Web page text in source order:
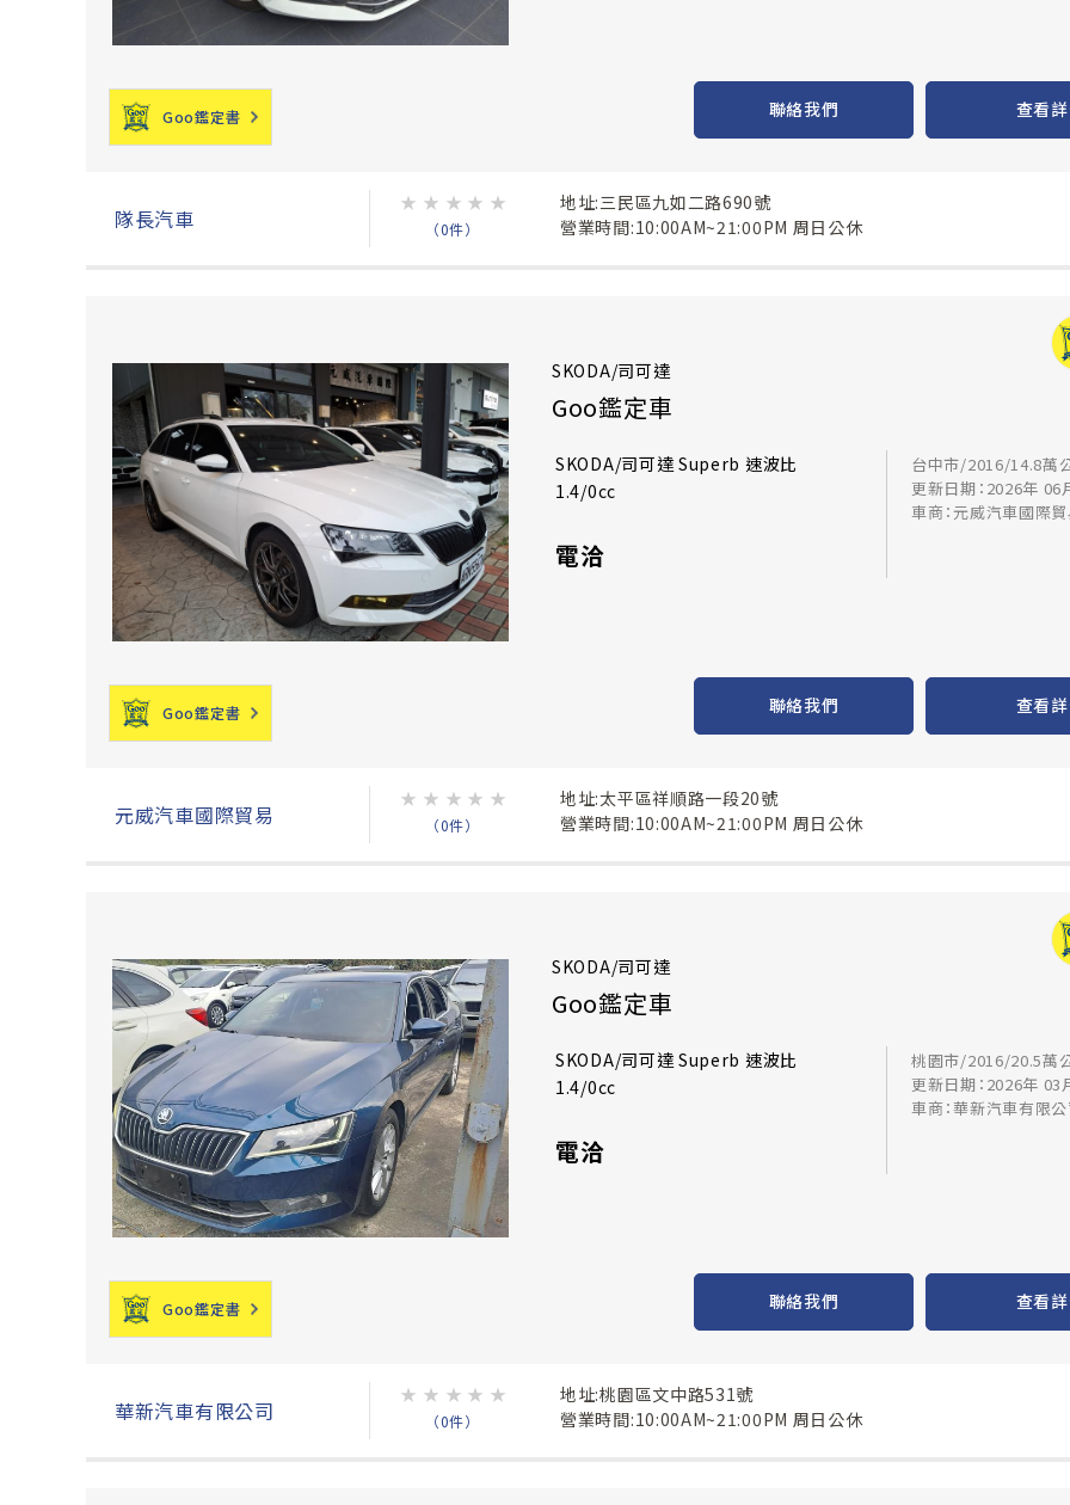
Goo鑑定書 聯絡我們 查看
隊長汽車
★ ★ ★ ★ ★
（0件）
地址:三民區九如二路690號
營業時間:10:00AM~21:00PM 周日公休
SKODA/司可達
Goo鑑定車
SKODA/司可達 Superb 速波比
1.4/0cc
電洽
台中市/2016/14.8萬
更新日期：2026年 06
車商：元威汽車國際
Goo鑑定書 聯絡我們 查看
元威汽車國際貿易
★ ★ ★ ★ ★
（0件）
地址:太平區祥順路一段20號
營業時間:10:00AM~21:00PM 周日公休
SKODA/司可達
Goo鑑定車
SKODA/司可達 Superb 速波比
1.4/0cc
電洽
桃園市/2016/20.5萬
更新日期：2026年 03
車商：華新汽車有限
Goo鑑定書 聯絡我們 查看
華新汽車有限公司
★ ★ ★ ★ ★
（0件）
地址:桃園區文中路531號
營業時間:10:00AM~21:00PM 周日公休